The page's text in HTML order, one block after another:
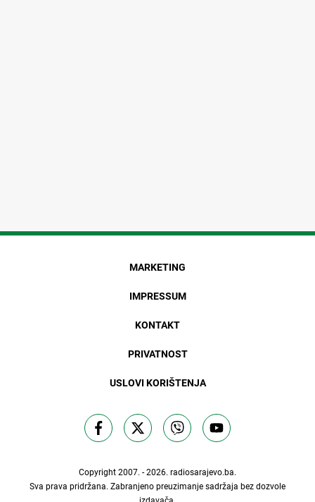
MARKETING
IMPRESSUM
KONTAKT
PRIVATNOST
USLOVI KORIŠTENJA
Copyright 2007. - 2026. radiosarajevo.ba.
Sva prava pridržana. Zabranjeno preuzimanje sadržaja bez dozvole